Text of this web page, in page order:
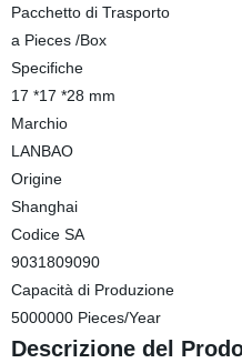
Pacchetto di Trasporto
a Pieces /Box
Specifiche
17 *17 *28 mm
Marchio
LANBAO
Origine
Shanghai
Codice SA
9031809090
Capacità di Produzione
5000000 Pieces/Year
Descrizione del